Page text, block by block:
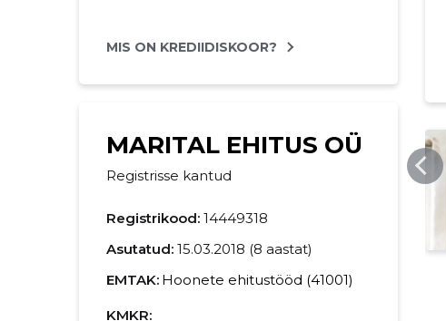
MIS ON KREDIIDISKOOR?
MARITAL EHITUS OÜ
Registrisse kantud
Registrikood: 14449318
Asutatud: 15.03.2018 (8 aastat)
EMTAK: Hoonete ehitustööd (41001)
KMKR: